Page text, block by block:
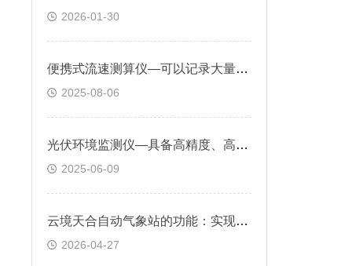
2026-01-30
便携式流速测算仪—可以记录大量测量数据，方便后续分析和报告生成
2025-08-06
光伏环境监测仪—具备高精度、高稳定性和可靠性，能适应各种恶劣的户外环境
2025-06-09
云境天合自动气象站的功能：实现气象要素的全面监测与智能分析
2026-04-27